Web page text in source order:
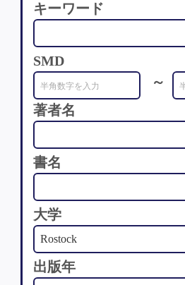
キーワード
SMD
～
著者名
書名
大学
出版年